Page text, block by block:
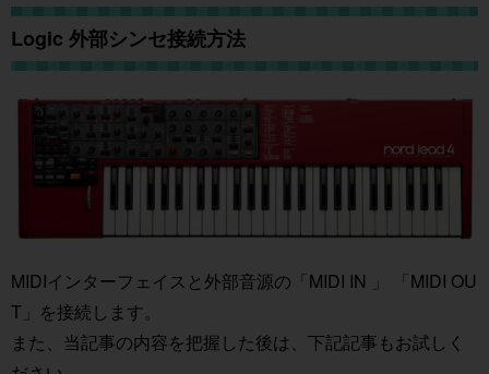
Logic 外部シンセ接続方法
MIDIインターフェイスと外部音源の「MIDI IN 」 「MIDI OU
T」を接続します。
また、当記事の内容を把握した後は、下記記事もお試しく